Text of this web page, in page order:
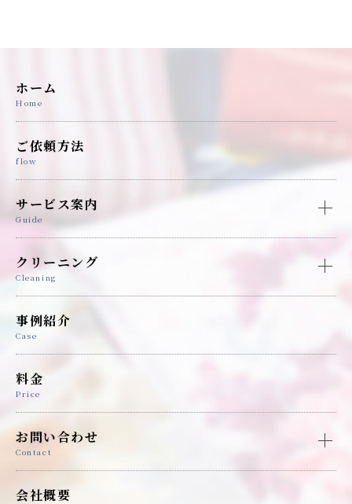
ホーム
Home
ご依頼方法
flow
サービス案内
Guide
クリーニング
Cleaning
事例紹介
Case
料金
Price
お問い合わせ
Contact
会社概要